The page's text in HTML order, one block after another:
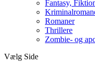
Fantasy,
Romaner
Thrillere
Zombie- og
Vælg Side